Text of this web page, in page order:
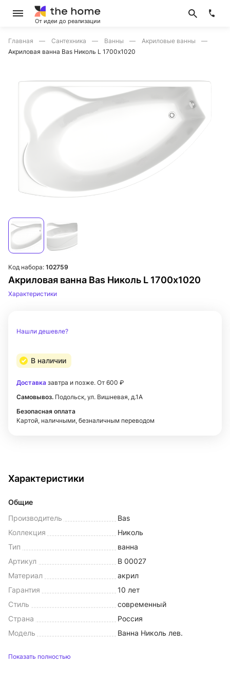
От идеи до реализации
Главная Сантехника Ванны
Акриловые ванны
Акриловая ванна Bas Николь L 1700х1020
Акриловая ванна Bas Николь L 1700х1020
Код набора: 102759
Характеристики
Нашли дешевле?
В наличии
Доставка завтра и позже. От 600 ₽
Самовывоз. Подольск, ул. Вишневая, д.1А
Безопасная оплата
Картой, наличными, безналичным переводом
Характеристики
Общие
Производитель
Bas
Коллекция
Николь
Тип
ванна
Артикул
В 00027
Материал
акрил
Гарантия
10 лет
Стиль
современный
Страна
Россия
Модель
Ванна Николь лев.
Показать полностью